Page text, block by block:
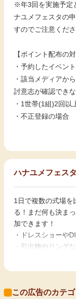
※年3回を実施予定
ナユメフェスタの
すのでご注意くださ
【ポイント配布の対
・予約したイベン
・該当メディアか
討意志が確認でき
・1世帯(1組)2回以
・不正登録の場合
ハナユメフェス
1日で複数の式場を
る！まだ何も決ま
加できます！
・ドレスショーや
・引出物やリング
・無料で「結婚式
なブースも！
┗イベント参加の
この広告のカテ